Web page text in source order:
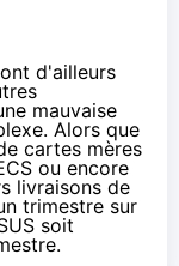
d'ailleurs
mauvaise
Alors que
cartes mères
ou encore
livraisons de
trimestre sur
soit